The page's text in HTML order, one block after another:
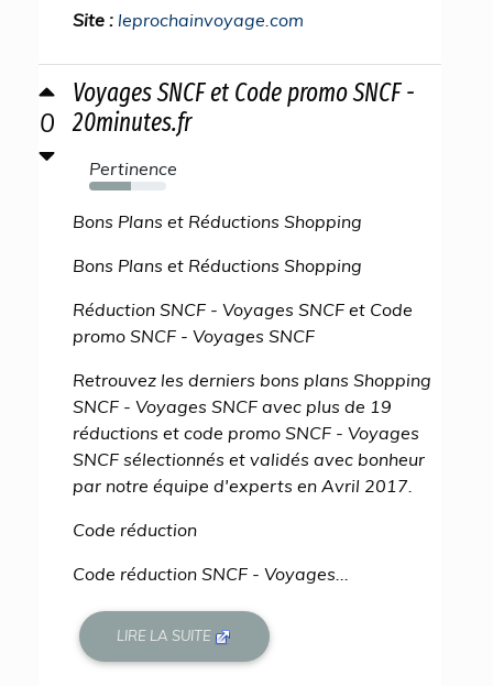
Site : leprochainvoyage.com
0
Voyages SNCF et Code promo SNCF -
20minutes.fr
Pertinence
54%
Bons Plans et Réductions Shopping
Bons Plans et Réductions Shopping
Réduction SNCF - Voyages SNCF et Code
promo SNCF - Voyages SNCF
Retrouvez les derniers bons plans Shopping
SNCF - Voyages SNCF avec plus de 19
réductions et code promo SNCF - Voyages
SNCF sélectionnés et validés avec bonheur
par notre équipe d'experts en Avril 2017.
Code réduction
Code réduction SNCF - Voyages...
LIRE LA SUITE